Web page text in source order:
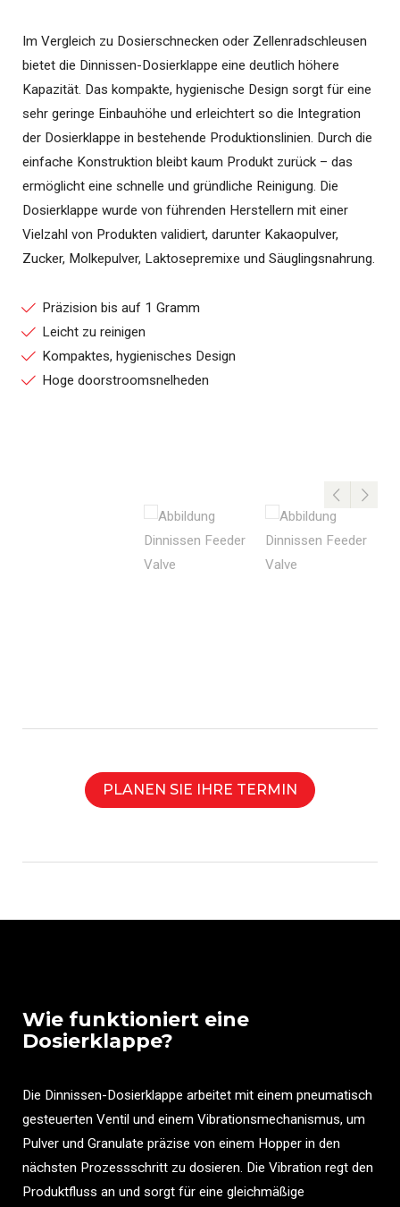
Im Vergleich zu Dosierschnecken oder Zellenradschleusen
bietet die Dinnissen-Dosierklappe eine deutlich höhere
Kapazität. Das kompakte, hygienische Design sorgt für eine
sehr geringe Einbauhöhe und erleichtert so die Integration
der Dosierklappe in bestehende Produktionslinien. Durch die
einfache Konstruktion bleibt kaum Produkt zurück – das
ermöglicht eine schnelle und gründliche Reinigung. Die
Dosierklappe wurde von führenden Herstellern mit einer
Vielzahl von Produkten validiert, darunter Kakaopulver,
Zucker, Molkepulver, Laktosepremixe und Säuglingsnahrung.
Präzision bis auf 1 Gramm
Leicht zu reinigen
Kompaktes, hygienisches Design
Hoge doorstroomsnelheden
PLANEN SIE IHRE TERMIN
Wie funktioniert eine
Dosierklappe?
Die Dinnissen-Dosierklappe arbeitet mit einem pneumatisch
gesteuerten Ventil und einem Vibrationsmechanismus, um
Pulver und Granulate präzise von einem Hopper in den
nächsten Prozessschritt zu dosieren. Die Vibration regt den
Produktfluss an und sorgt für eine gleichmäßige